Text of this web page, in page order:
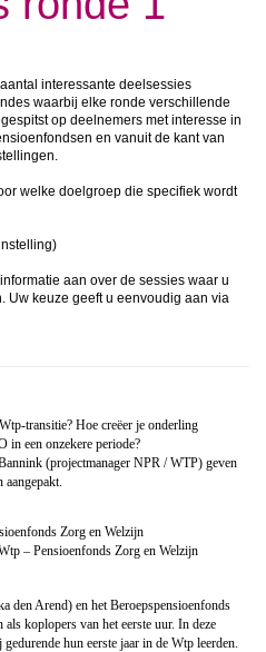
interessante deelsessies
waarbij elke ronde verschillende
op deelnemers met interesse in
en vanuit de kant van
welke doelgroep die specifiek wordt
aan over de sessies waar u
Uw keuze geeft u eenvoudig aan via
transitie? Hoe creëer je onderling
in een onzekere periode?
(projectmanager NPR / WTP) geven
Zorg en Welzijn
– Pensioenfonds Zorg en Welzijn
den Arend) en het Beroepspensioenfonds
koplopers van het eerste uur. In deze
hun eerste jaar in de Wtp leerden.